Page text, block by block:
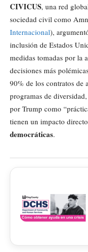
CIVICUS, una red
sociedad civil como
Internacional),
inclusión de Estados
medidas tomadas por la
decisiones más
90% de los contratos de
programas de
por Trump como
tienen un impacto
democráticas.